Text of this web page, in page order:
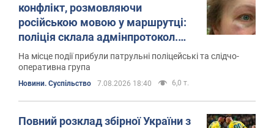
конфлікт, розмовляючи
російською мовою у маршрутці:
поліція склала адмінпротокол.
Відео
На місце події прибули патрульні поліцейські та слідчо-
оперативна група
Новини. Суспільство 7.08.2026 18:40 6,0 т.
Повний розклад збірної України з